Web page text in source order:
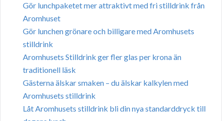
Gör lunchpaketet mer attraktivt med fri stilldrink från
Aromhuset
Gör lunchen grönare och billigare med Aromhusets
stilldrink
Aromhusets Stilldrink ger fler glas per krona än
traditionell läsk
Gästerna älskar smaken – du älskar kalkylen med
Aromhusets stilldrink
Låt Aromhusets stilldrink bli din nya standarddryck till